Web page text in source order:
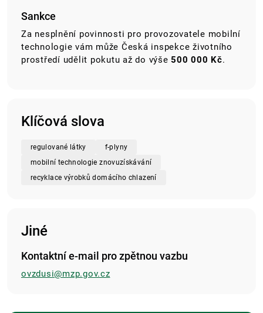
Sankce
Za nesplnění povinnosti pro provozovatele mobilní
technologie vám může Česká inspekce životního
prostředí udělit pokutu až do výše500 000 Kč.
Klíčová slova
regulované látky
f-plyny
mobilní technologie znovuzískávání
recyklace výrobků domácího chlazení
Jiné
Kontaktní e-mail pro zpětnou vazbu
ovzdusi@mzp.gov.cz